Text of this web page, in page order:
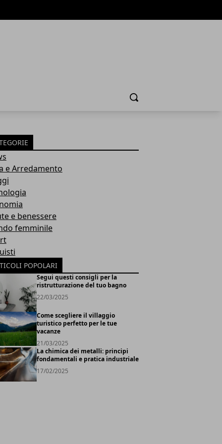
Cerca
e Arredamento
e benessere
femminile
POPOLARI
Segui questi consigli per la
ristrutturazione del tuo bagno
22/03/2025
Come scegliere il villaggio
turistico perfetto per le tue
vacanze
21/03/2025
La chimica dei metalli: principi
fondamentali e pratica industriale
17/02/2025